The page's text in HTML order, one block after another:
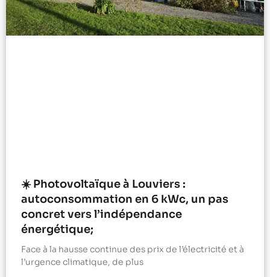
☀️ Photovoltaïque à Louviers :
autoconsommation en 6 kWc, un pas
concret vers l’indépendance
énergétique;
Face à la hausse continue des prix de l’électricité et à
l’urgence climatique, de plus